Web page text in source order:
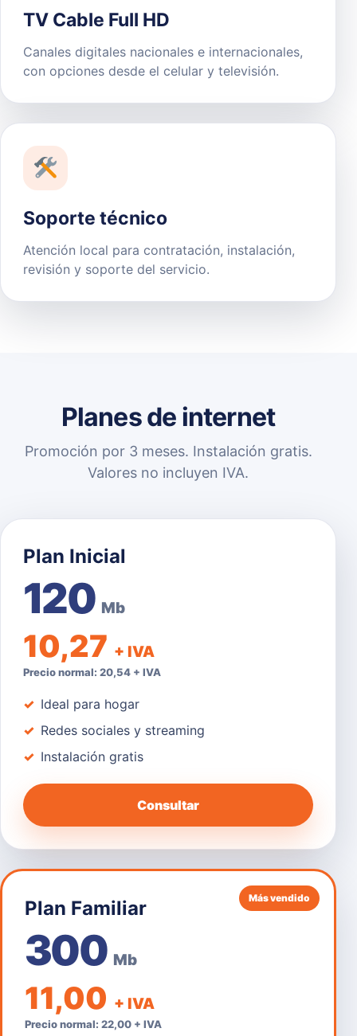
TV Cable Full HD
Canales digitales nacionales e internacionales,
con opciones desde el celular y televisión.
Soporte técnico
Atención local para contratación, instalación,
revisión y soporte del servicio.
Planes de internet
Promoción por 3 meses. Instalación gratis.
Valores no incluyen IVA.
Plan Inicial
120 Mb
10,27 + IVA
Precio normal: 20,54 + IVA
Ideal para hogar
Redes sociales y streaming
Instalación gratis
Consultar
Más vendido
Plan Familiar
300 Mb
11,00 + IVA
Precio normal: 22,00 + IVA